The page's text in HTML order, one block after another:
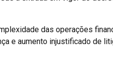
das operações
e aumento injustificado de